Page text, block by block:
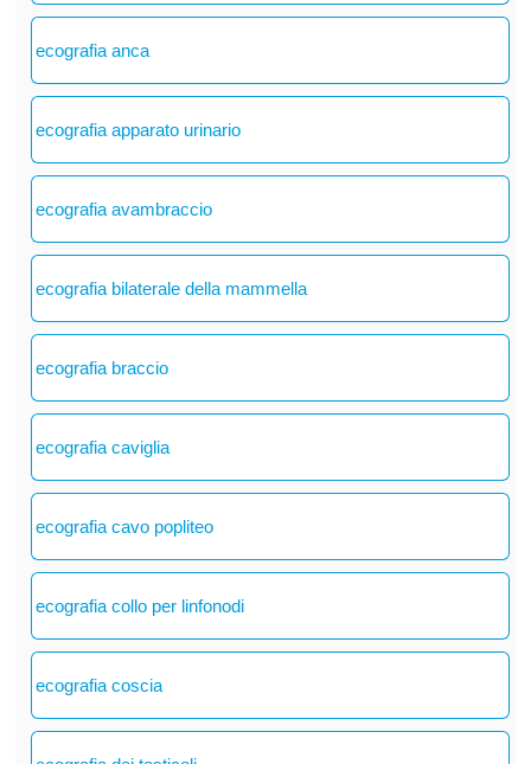
ecografia anca
ecografia apparato urinario
ecografia avambraccio
ecografia bilaterale della mammella
ecografia braccio
ecografia caviglia
ecografia cavo popliteo
ecografia collo per linfonodi
ecografia coscia